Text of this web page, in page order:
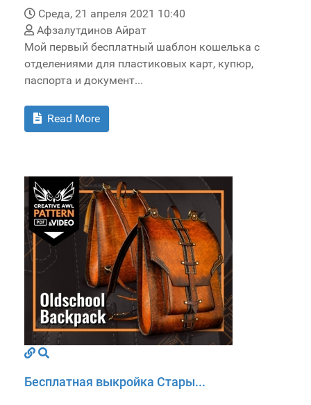
Среда, 21 апреля 2021 10:40
Афзалутдинов Айрат
Мой первый бесплатный шаблон кошелька с
отделениями для пластиковых карт, купюр,
паспорта и документ...
Read More
Бесплатная выкройка Стары...